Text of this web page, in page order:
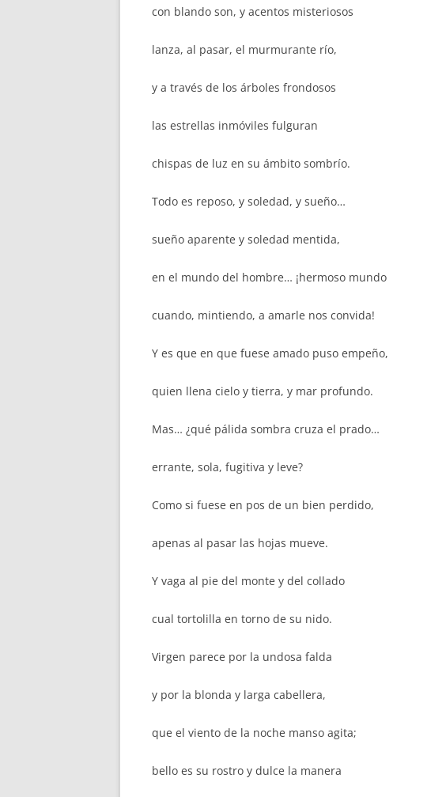
con blando son, y acentos misteriosos
lanza, al pasar, el murmurante río,
y a través de los árboles frondosos
las estrellas inmóviles fulguran
chispas de luz en su ámbito sombrío.
Todo es reposo, y soledad, y sueño…
sueño aparente y soledad mentida,
en el mundo del hombre… ¡hermoso mundo
cuando, mintiendo, a amarle nos convida!
Y es que en que fuese amado puso empeño,
quien llena cielo y tierra, y mar profundo.
Mas… ¿qué pálida sombra cruza el prado…
errante, sola, fugitiva y leve?
Como si fuese en pos de un bien perdido,
apenas al pasar las hojas mueve.
Y vaga al pie del monte y del collado
cual tortolilla en torno de su nido.
Virgen parece por la undosa falda
y por la blonda y larga cabellera,
que el viento de la noche manso agita;
bello es su rostro y dulce la manera